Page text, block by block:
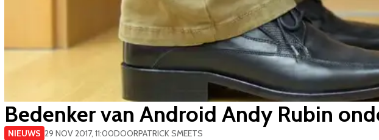
Bedenker van Android Andy Rubin
NIEUWS 29 NOV 2017, 11:00DOORPATRICK SMEETS